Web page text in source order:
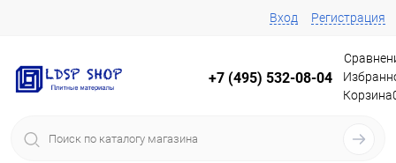
Вход Регистрация
+7 (495) 532-08-04
Корзина